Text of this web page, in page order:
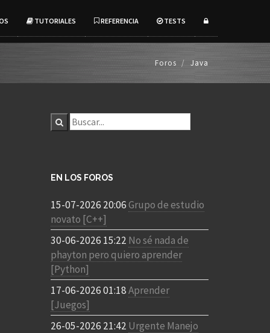
TUTORIALES REFERENCIA TESTS
Foros Java
EN LOS FOROS
15-07-2026 20:06Grupo de estudio
novato [C++]
30-06-2026 15:22 No sé nada de
phayton pero quiero aprender
[Python]
17-06-2026 01:18Aprender
[Juegos]
26-05-2026 21:42 Urgente Manejo